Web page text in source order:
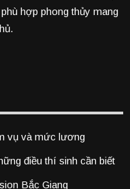
hợp phong thủy mang
vụ và mức lương
điều thí sinh cần biết
Bắc Giang